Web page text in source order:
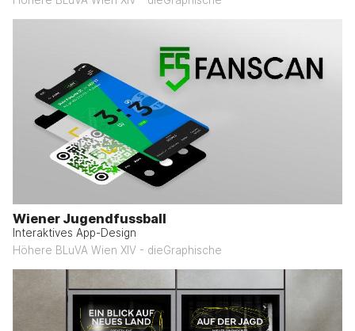
Wiener Jugendfussball
Interaktives App-Design
Höhere BLuVA Wien XIV - dieGraphische